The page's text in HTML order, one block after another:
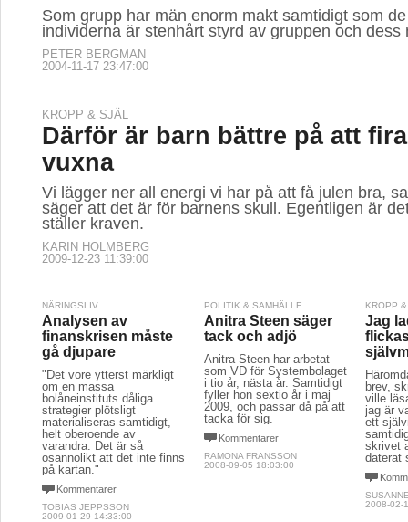
Som grupp har män enorm makt samtidigt som
individerna är stenhårt styrd av gruppen och dess
PETER BERGMAN
2004-11-17 23:47:00
KROPP & SJÄL
Därför är barn bättre på att
vuxna
Vi lägger ner all energi vi har på att få julen bra,
säger att det är för barnens skull. Egentligen är
ställer kraven.
KARIN HOLMBERG
2009-12-23 11:39:00
NÄRINGSLIV
Analysen av
finanskrisen måste
gå djupare
"Det vore ytterst märkligt
om en massa
bolåneinstituts dåliga
strategier plötsligt
materialiseras samtidigt,
helt oberoende av
varandra. Det är så
osannolikt att det inte finns
på kartan."
Kommentarer
TOBIAS JEPPSSON
2009-01-29 14:33:00
POLITIK & SAMHÄLLE
Anitra Steen säger
tack och adjö
Anitra Steen har arbetat
som VD för Systembolaget
i tio år, nästa år. Samtidigt
fyller hon sextio år i maj
2009, och passar då på att
tacka för sig.
Kommentarer
RAMONA FRANSSON
2008-09-05 18:03:00
KROPP
Jag
brev,
ville
jag är
ett
skrivet
daterat
2008-02-